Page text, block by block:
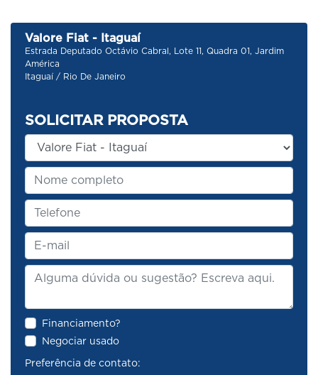
Valore Fiat - Itaguaí
Estrada Deputado Octávio Cabral, Lote 11, Quadra 01, Jardim
América
Itaguaí / Rio De Janeiro
SOLICITAR PROPOSTA
Financiamento?
Negociar usado
Preferência de contato: